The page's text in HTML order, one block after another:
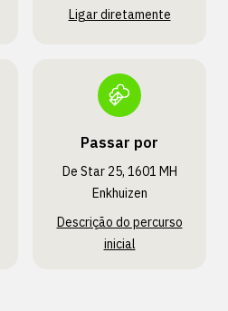
Ligar diretamente
Passar por
De Star 25, 1601 MH
Enkhuizen
Descrição do percurso
inicial